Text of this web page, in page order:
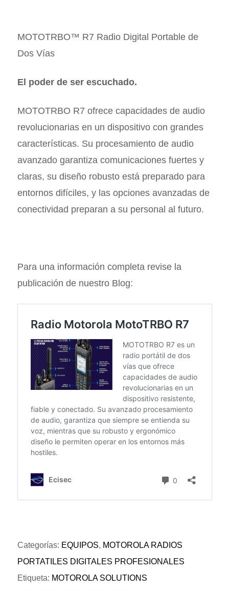
MOTOTRBO™ R7 Radio Digital Portable de
Dos Vías
El poder de ser escuchado.
MOTOTRBO R7 ofrece capacidades de audio
revolucionarias en un dispositivo con grandes
características. Su procesamiento de audio
avanzado garantiza comunicaciones fuertes y
claras, su diseño robusto está preparado para
entornos difíciles, y las opciones avanzadas de
conectividad preparan a su personal al futuro.
Para una información completa revise la
publicación de nuestro Blog:
Categorías: EQUIPOS, MOTOROLA RADIOS
PORTATILES DIGITALES PROFESIONALES
Etiqueta: MOTOROLA SOLUTIONS